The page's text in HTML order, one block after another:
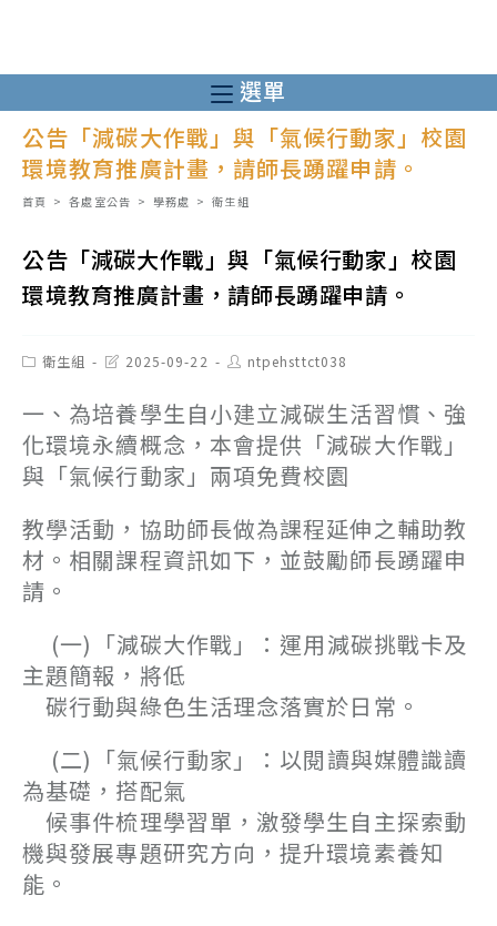
至
主
要
內
選單
公告「減碳大作戰」與「氣候行動家」校園
環境教育推廣計畫，請師長踴躍申請。
首頁 > 各處室公告 > 學務處 > 衛生組
公告「減碳大作戰」與「氣候行動家」校園
環境教育推廣計畫，請師長踴躍申請。
Post衛生組
Post2025-09-22
Post
author:
ntpehsttct038
一、為培養學生自小建立減碳生活習慣、強
化環境永續概念，本會提供「減碳大作戰」
與「氣候行動家」兩項免費校園
教學活動，協助師長做為課程延伸之輔助教
材。相關課程資訊如下，並鼓勵師長踴躍申
請。
(一)「減碳大作戰」：運用減碳挑戰卡及
主題簡報，將低
碳行動與綠色生活理念落實於日常。
(二)「氣候行動家」：以閱讀與媒體識讀
為基礎，搭配氣
候事件梳理學習單，激發學生自主探索動
機與發展專題研究方向，提升環境素養知
能。